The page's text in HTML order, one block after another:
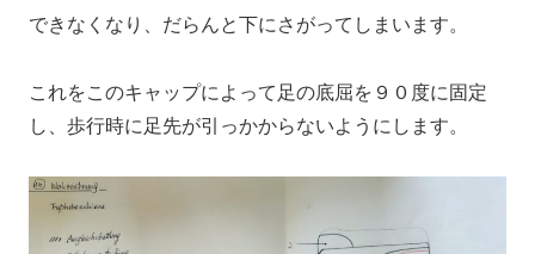
できなくなり、だらんと下にさがってしまいます。
これをこのキャップによって足の底屈を９０度に固定
し、歩行時に足先が引っかからないようにします。